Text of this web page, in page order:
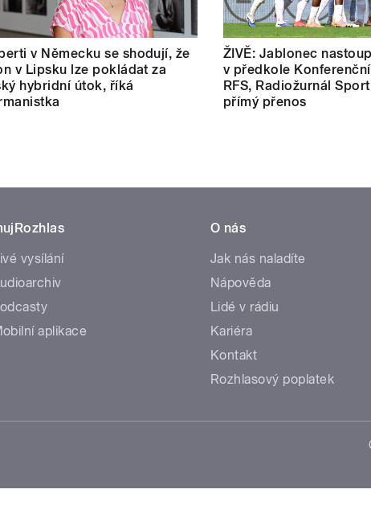
v Německu se shodují, že
v Lipsku lze pokládat za
hybridní útok, říká
ŽIVĚ: Jablonec
v předkole
RFS, Radiožurnál
přímý přenos
vysílání
aplikace
O nás
Jak nás naladíte
Nápověda
Lidé v rádiu
Kariéra
Kontakt
Rozhlasový poplatek